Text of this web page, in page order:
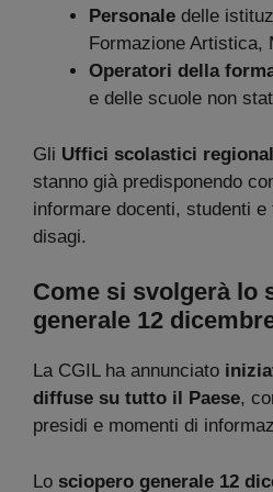
Personale delle
Formazione Artistica,
Operatori della
e delle scuole non
Gli Uffici scolastici
stanno già predisponendo
informare docenti, studenti
disagi.
Come si svolgerà lo
generale 12
La CGIL ha annunciato
diffuse su tutto il Paese,
presidi e momenti di
Lo sciopero generale 12